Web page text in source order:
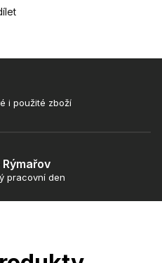
i použité zboží
pracovní den